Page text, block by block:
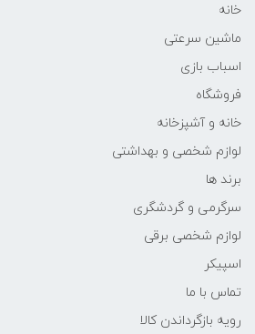
خانه
ماشین سرعتی
اسباب بازی
فروشگاه
خانه و آشپزخانه
لوازم شخصی و بهداشتی
برند ها
سرگرمی و گردشگری
لوازم شخصی برقی
اسپیکر
تماس با ما
رویه بازگرداندن کالا